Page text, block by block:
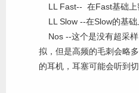
LL Fast-- 在Fast基础上
LL Slow --在Slow的基础
Nos --这个是没有超采
拟，但是高频的毛刺会略
的耳机，耳塞可能会听到切